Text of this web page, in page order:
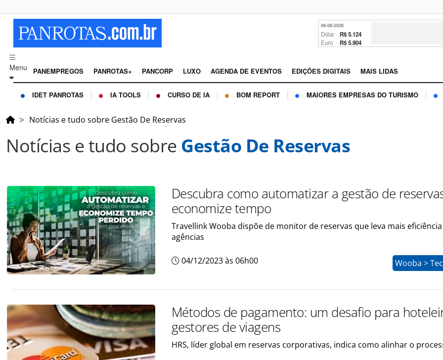
06-08-2026
Dólar R$ 5.124
Euro R$ 5.904
Menu PANEMPREGOS PANROTAS+ PANCORP LUXO AGENDA DE EVENTOS EDIÇÕES DIGITAIS MAIS LIDAS
IDET PANROTAS IA TOOLS CURSO DE IA BOM REPORT MAIORES EMPRESAS DO TURISMO
Notícias e tudo sobre Gestão De Reservas
Notícias e tudo sobre Gestão De Reservas
Descubra como automatizar a gestão de
economize tempo
Travellink Wooba dispõe de monitor de reservas que leva mais
agências
04/12/2023 às 06h00 Wooba >
Métodos de pagamento: um desafio para
gestores de viagens
HRS, líder global em reservas corporativas, indica como alinhar o